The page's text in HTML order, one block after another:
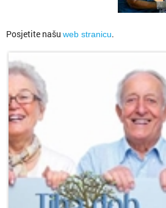
Posjetite našu web stranicu.